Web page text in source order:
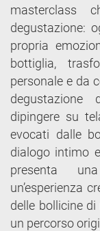
masterclass
degustazione:
propria
bottiglia,
personale e da
dipingere su
evocati dalle
dialogo intimo
presenta
un’esperienza
delle bollicine
un percorso